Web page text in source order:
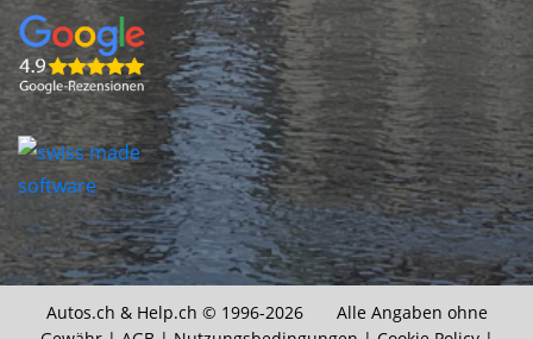
Autos.ch & Help.ch © 1996-2026 Alle Angaben ohne